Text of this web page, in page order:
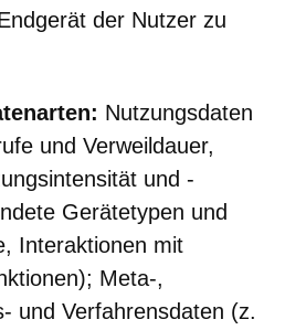
der Nutzer zu
Nutzungsdaten
und Verweildauer,
und -
Gerätetypen und
Interaktionen mit
Meta-,
und Verfahrensdaten (z.